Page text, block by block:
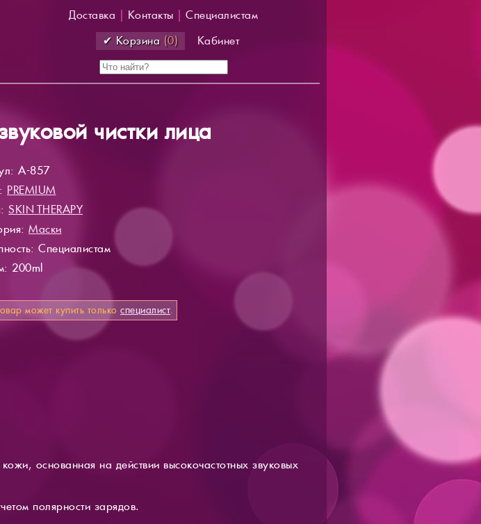
Доставка Контакты
Специалистам
✔ Корзина (0) Кабинет
чистки лица
A-857
PREMIUM
SKIN THERAPY
Маски
: Специалистам
200ml
может купить только специалист.
основанная на действии высокочастотных звуковых
полярности зарядов.